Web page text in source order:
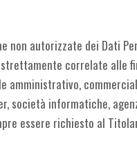
non autorizzate dei Dati
correlate alle
amministrativo,
informatiche,
essere richiesto al